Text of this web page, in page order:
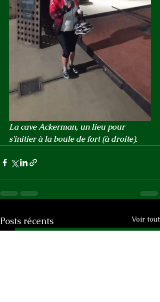
La cave Ackerman, un lieu pour
s'initier à la boule de fort (à droite).
Posts récents Voir tout